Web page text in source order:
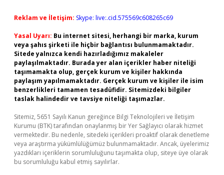
Reklam ve İletişim: Skype: live:.cid.575569c608265c69
Yasal Uyarı: Bu internet sitesi, herhangi bir marka, kurum
veya şahıs şirketi ile hiçbir bağlantısı bulunmamaktadır.
Sitede yalnızca kendi hazırladığımız makaleler
paylaşılmaktadır. Burada yer alan içerikler haber niteliği
taşımamakta olup, gerçek kurum ve kişiler hakkında
paylaşım yapılmamaktadır. Gerçek kurum ve kişiler ile isim
benzerlikleri tamamen tesadüfidir. Sitemizdeki bilgiler
taslak halindedir ve tavsiye niteliği taşımazlar.
Sitemiz, 5651 Sayılı Kanun gereğince Bilgi Teknolojileri ve İletişim
Kurumu (BTK) tarafından onaylanmış bir Yer Sağlayıcı olarak hizmet
vermektedir. Bu nedenle, sitedeki içerikleri proaktif olarak denetleme
veya araştırma yükümlülüğümüz bulunmamaktadır. Ancak, üyelerimiz
yazdıkları içeriklerin sorumluluğunu taşımakta olup, siteye üye olarak
bu sorumluluğu kabul etmiş sayılırlar.